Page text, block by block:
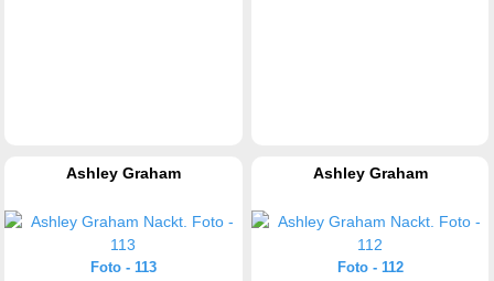
Ashley Graham
Foto - 113
Ashley Graham
Foto - 112